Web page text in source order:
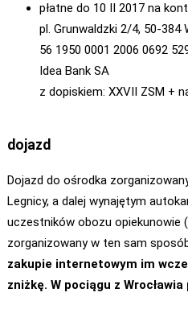
płatne do 10 II 2017 na
pl. Grunwaldzki 2/4, 50-384
56 1950 0001 2006 0692
Idea Bank SA
z dopiskiem: XXVII ZSM +
dojazd
Dojazd do ośrodka
Legnicy, a dalej wynajętym
uczestników obozu opiekunowie
zorganizowany w ten sam
zakupie internetowym im
zniżkę. W pociągu z